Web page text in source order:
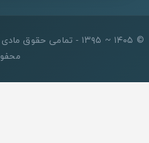
© ۱۴۰۵ ~ ۱۳۹۵ - تمامی حقوق مادی و معنوی برای فروشگاه اینترنتی